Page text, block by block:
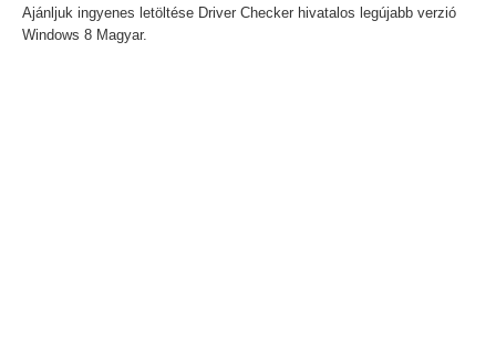
Ajánljuk ingyenes letöltése Driver Checker hivatalos legújabb verzió
Windows 8 Magyar.